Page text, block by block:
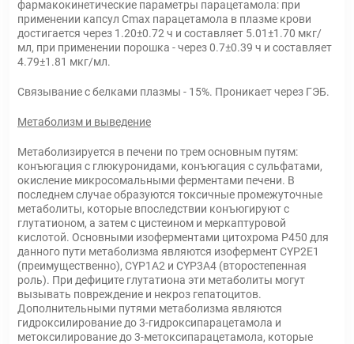
фармакокинетические параметры парацетамола: при
применении капсул Cmax парацетамола в плазме крови
достигается через 1.20±0.72 ч и составляет 5.01±1.70 мкг/
мл, при применении порошка - через 0.7±0.39 ч и составляет
4.79±1.81 мкг/мл.
Связывание с белками плазмы - 15%. Проникает через ГЭБ.
Метаболизм и выведение
Метаболизируется в печени по трем основным путям:
конъюгация с глюкуронидами, конъюгация с сульфатами,
окисление микросомальными ферментами печени. В
последнем случае образуются токсичные промежуточные
метаболиты, которые впоследствии конъюгируют с
глутатионом, а затем с цистеином и меркаптуровой
кислотой. Основными изоферментами цитохрома Р450 для
данного пути метаболизма являются изофермент CYP2E1
(преимущественно), CYP1A2 и CYP3A4 (второстепенная
роль). При дефиците глутатиона эти метаболиты могут
вызывать повреждение и некроз гепатоцитов.
Дополнительными путями метаболизма являются
гидроксилирование до 3-гидроксипарацетамола и
метоксилирование до 3-метоксипарацетамола, которые